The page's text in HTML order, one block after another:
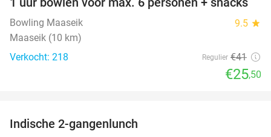
38%
Bowling Maaseik 9.5 star
Maaseik (10 km)
Verkocht: 218
Regulier €41
€25,50
Indische 2-gangenlunch